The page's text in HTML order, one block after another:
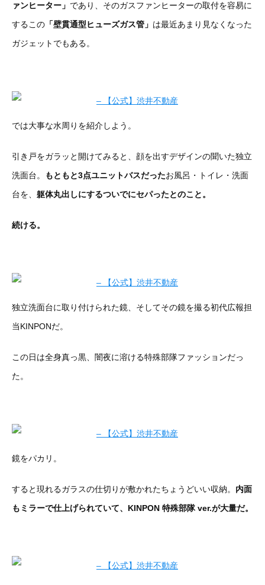
ァンヒーター」 であり、そのガスファンヒーターの取付を容易に
するこの 「壁貫通型ヒューズガス管」 は最近あまり見なくなった
ガジェットでもある。
では大事な水周りを紹介しよう。
引き戸をガラッと開けてみると、顔を出すデザインの聞いた独立
洗面台。
もともと3点ユニットバスだったお風呂・トイレ・洗面
台を、 躯体丸出しにするついでにセパったとのこと。
続ける。
独立洗面台に取り付けられた鏡、そしてその鏡を撮る初代広報担
当KINPONだ。
この日は全身真っ黒、闇夜に溶ける特殊部隊ファッションだっ
た。
鏡をパカリ。
すると現れるガラスの仕切りが敷かれたちょうどいい収納。 内面
もミラーで仕上げられていて、KINPON 特殊部隊 ver.が大量だ。